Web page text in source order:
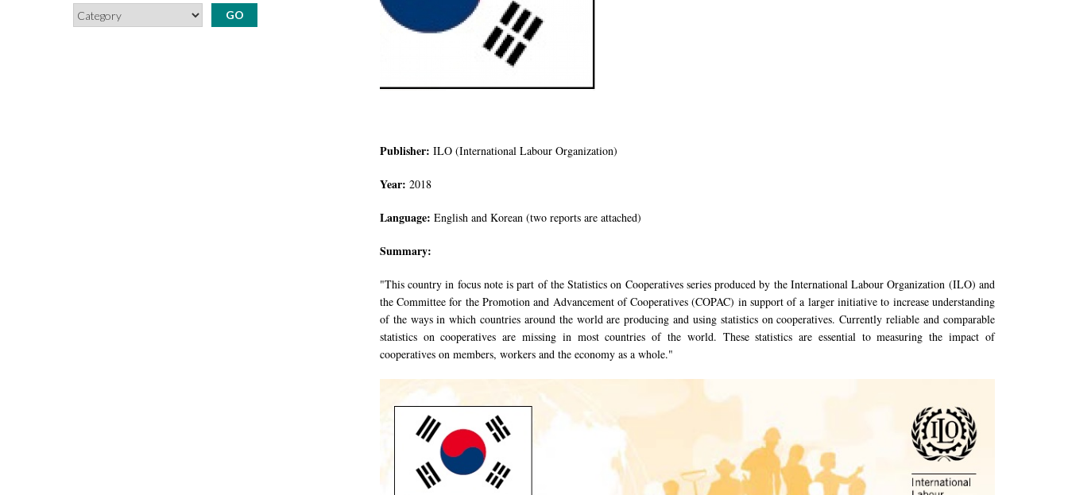
Publisher: ILO (International Labour Organization)
Year: 2018
Language: English and Korean (two reports are attached)
Summary:
"This country in focus note is part of the Statistics on Cooperatives series produced by the International Labour Organization (ILO) and
the Committee for the Promotion and Advancement of Cooperatives (COPAC) in support of a larger initiative to increase understanding
of the ways in which countries around the world are producing and using statistics on cooperatives. Currently reliable and comparable
statistics on cooperatives are missing in most countries of the world. These statistics are essential to measuring the impact of
cooperatives on members, workers and the economy as a whole."
제목 없음.jpg